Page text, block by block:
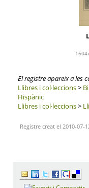
El registre apareix a les
Llibres i col·leccions>
Hispànic
Llibres i col·leccions>
Registre creat el 2010-07-